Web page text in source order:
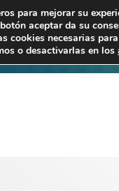
para mejorar su
aceptar da su
cookies necesarias
o desactivarlas en los